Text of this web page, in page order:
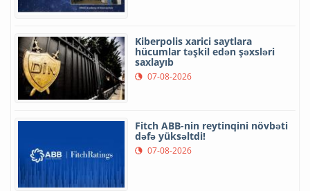
Kiberpolis xarici saytlara
hücumlar təşkil edən şəxsləri
saxlayıb
07-08-2026
Fitch ABB-nin reytinqini növbəti
dəfə yüksəltdi!
07-08-2026